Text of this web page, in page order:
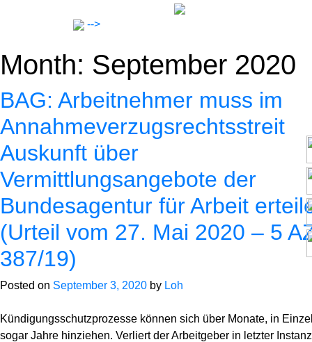
-->
Notar
Expertise
News
Month: September 2020
BAG: Arbeitnehmer muss im
Annahmeverzugsrechtsstreit
Auskunft über
Vermittlungsangebote der
Bundesagentur für Arbeit
(Urteil vom 27. Mai 2020 – 5
387/19)
Posted on September 3, 2020 by Loh
Kündigungsschutzprozesse können sich über Monate, in
sogar Jahre hinziehen. Verliert der Arbeitgeber in letzter